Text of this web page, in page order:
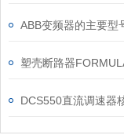
ABB变频器的主要型
塑壳断路器